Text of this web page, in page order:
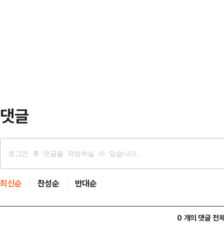
댓글
최신순 찬성순 반대순
0 개의 댓글 전